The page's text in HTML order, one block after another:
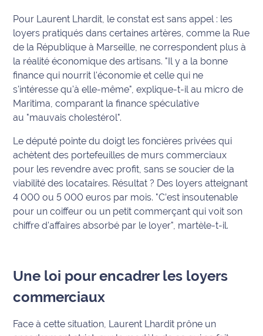
Santé
Social
Transport
National
International
Défense
Municipales
2026
L'invité(e)
de la
Coup de
Pour Laurent Lhardit, le constat est sans appel : les
loyers pratiqués dans certaines artères, comme la Rue
de la République à Marseille, ne correspondent plus à
la réalité économique des artisans. "Il y a la bonne
finance qui nourrit l'économie et celle qui ne
s'intéresse qu'à elle-même" , explique-t-il au micro de
Maritima, comparant la finance spéculative
au "mauvais cholestérol".
Le député pointe du doigt les foncières privées qui
achètent des portefeuilles de murs commerciaux
pour les revendre avec profit, sans se soucier de la
viabilité des locataires. Résultat ? Des loyers atteignant
4 000 ou 5 000 euros par mois. "C’est insoutenable
pour un coiffeur ou un petit commerçant qui voit son
chiffre d'affaires absorbé par le loyer" , martèle-t-il.
Une loi pour encadrer les loyers
commerciaux
Face à cette situation, Laurent Lhardit prône un